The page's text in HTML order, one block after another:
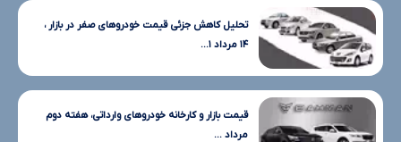
تحلیل کاهش جزئی قیمت خودروهای صفر در بازار ،
۱۴ مرداد ۱...
قیمت بازار و کارخانه خودروهای وارداتی، هفته دوم
مرداد ...